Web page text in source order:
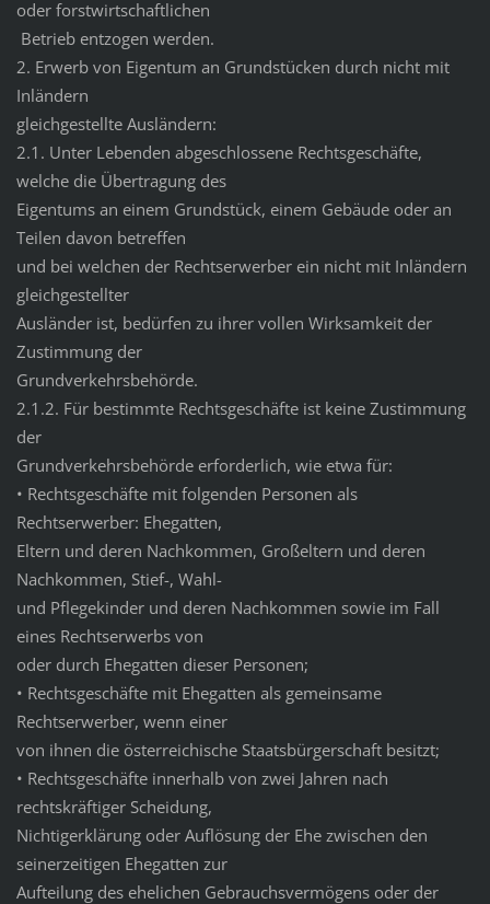
oder forstwirtschaftlichen
Betrieb entzogen werden.
2. Erwerb von Eigentum an Grundstücken durch nicht mit
Inländern
gleichgestellte Ausländern:
2.1. Unter Lebenden abgeschlossene Rechtsgeschäfte,
welche die Übertragung des
Eigentums an einem Grundstück, einem Gebäude oder an
Teilen davon betreffen
und bei welchen der Rechtserwerber ein nicht mit Inländern
gleichgestellter
Ausländer ist, bedürfen zu ihrer vollen Wirksamkeit der
Zustimmung der
Grundverkehrsbehörde.
2.1.2. Für bestimmte Rechtsgeschäfte ist keine Zustimmung
der
Grundverkehrsbehörde erforderlich, wie etwa für:
• Rechtsgeschäfte mit folgenden Personen als
Rechtserwerber: Ehegatten,
Eltern und deren Nachkommen, Großeltern und deren
Nachkommen, Stief-, Wahl-
und Pflegekinder und deren Nachkommen sowie im Fall
eines Rechtserwerbs von
oder durch Ehegatten dieser Personen;
• Rechtsgeschäfte mit Ehegatten als gemeinsame
Rechtserwerber, wenn einer
von ihnen die österreichische Staatsbürgerschaft besitzt;
• Rechtsgeschäfte innerhalb von zwei Jahren nach
rechtskräftiger Scheidung,
Nichtigerklärung oder Auflösung der Ehe zwischen den
seinerzeitigen Ehegatten zur
Aufteilung des ehelichen Gebrauchsvermögens oder der